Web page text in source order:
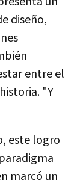
diseño,
entre el
"Y
este logro
marcó un